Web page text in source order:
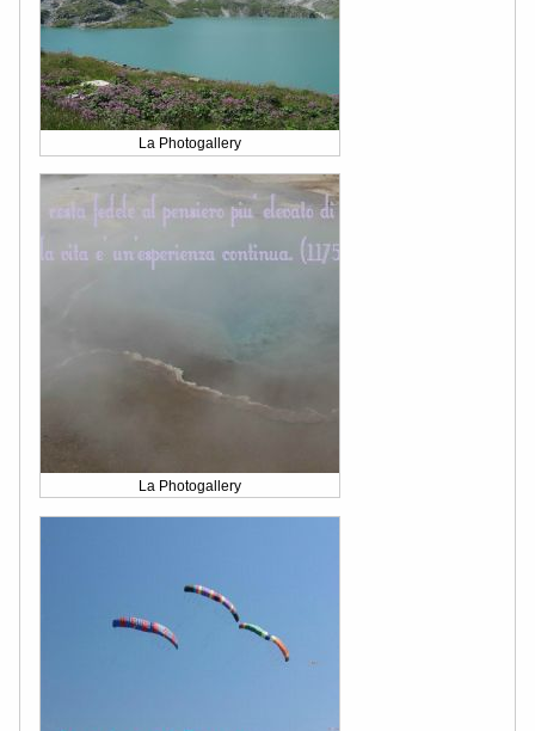
La Photogallery
La Photogallery